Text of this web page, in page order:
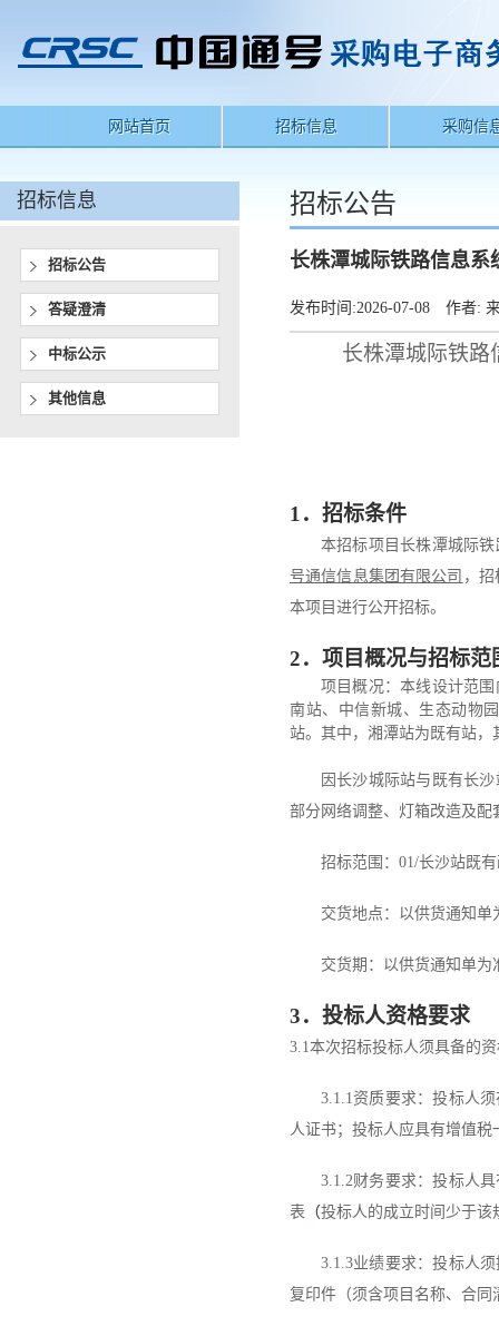
网站首页 招标信息 采购信
招标信息
招标公告
答疑澄清
中标公示
其他信息
招标公告
长株潭城际铁路信息
发布时间:2026-07-08 作者:
长株潭城际铁路
1 ． 招标条件
本招标项目长株潭城际
号通信信息集团有限公司 ，
本项目 进行公开招标。
2． 项目概况与招标范
项目概况：本线设计范
南站、中信新城、生态动物
站。其中，湘潭站为既有站，
因长沙城际站与既有长
部分网络调整、灯箱改造及配
招标范围： 01/长沙站既
交货地点： 以供货通知单
交货期： 以供货通知单为
3． 投标人资格要求
3.1本次招标投标人须具备的
3.1.1资质要求：投标人
人证书；投标人应具有增值税
3.1.2财务要求：投标人
表 （投标人的成立时间少于该
3.1.3业绩要求：投标人
复印件（须含项目名称、合